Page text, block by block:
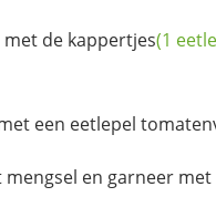
met de kappertjes(1
een eetlepel
mengsel en garneer